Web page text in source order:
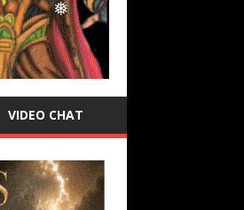
❅
❅
❅
VIDEO CHAT